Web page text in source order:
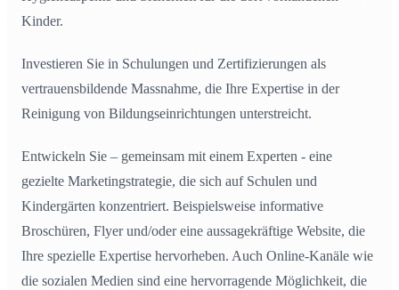
Kinder.
Investieren Sie in Schulungen und Zertifizierungen als
vertrauensbildende Massnahme, die Ihre Expertise in der
Reinigung von Bildungseinrichtungen unterstreicht.
Entwickeln Sie – gemeinsam mit einem Experten - eine
gezielte Marketingstrategie, die sich auf Schulen und
Kindergärten konzentriert. Beispielsweise informative
Broschüren, Flyer und/oder eine aussagekräftige Website, die
Ihre spezielle Expertise hervorheben. Auch Online-Kanäle wie
die sozialen Medien sind eine hervorragende Möglichkeit, die